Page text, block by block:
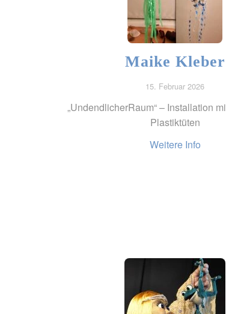
Maike Kleber
15. Februar 2026
„UndendlicherRaum“ – Installation
Plastiktüten
Weitere Info